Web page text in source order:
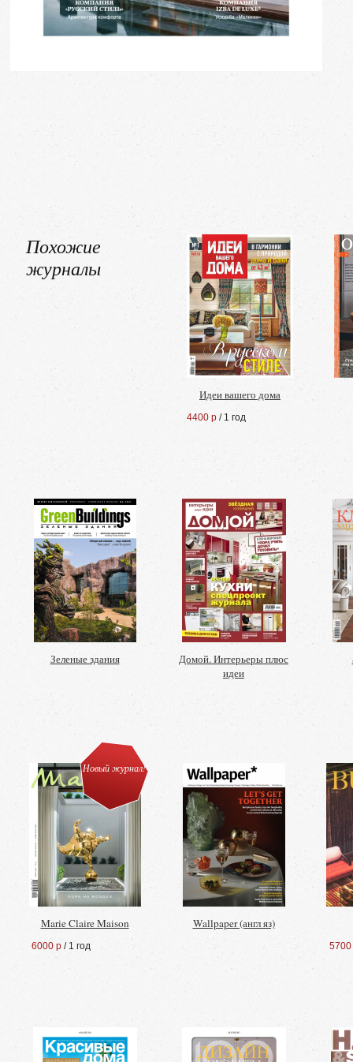
Похожие
журналы
Идеи вашего дома
4400 р / 1 год
Зеленые здания
Домой. Интерьеры плюс
идеи
Новый журнал!
Marie Claire Maison
6000 р / 1 год
Wallpaper (англ яз)
5700